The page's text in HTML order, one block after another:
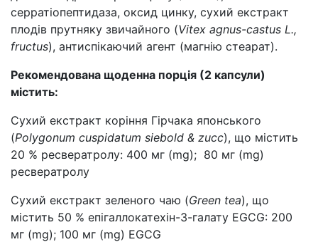
серратіопептидаза, оксид цинку, сухий екстракт
плодів прутняку звичайного (Vitex agnus-castus L.,
fructus), антиспікаючий агент (магнію стеарат).
Рекомендована щоденна порція (2 капсули)
містить:
Сухий екстракт коріння Гірчака японського
(Polygonum cuspidatum siebold & zucc), що містить
20 % ресвератролу: 400 мг (mg); 80 мг (mg)
ресвератролу
Сухий екстракт зеленого чаю (Green tea), що
містить 50 % епігаллокатехін-3-галату EGCG: 200
мг (mg); 100 мг (mg) EGCG